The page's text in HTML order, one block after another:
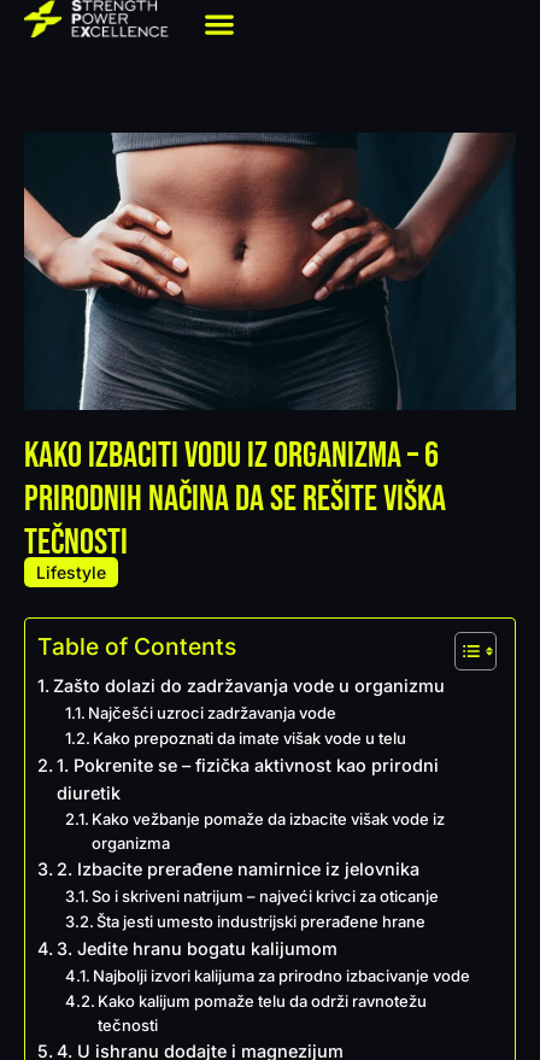
Kako izbaciti vodu iz organizma – 6
prirodnih načina da se rešite viška
tečnosti
Lifestyle
Table of Contents
Zašto dolazi do zadržavanja vode u organizmu
Najčešći uzroci zadržavanja vode
Kako prepoznati da imate višak vode u telu
1. Pokrenite se – fizička aktivnost kao prirodni
diuretik
Kako vežbanje pomaže da izbacite višak vode iz
organizma
2. Izbacite prerađene namirnice iz jelovnika
So i skriveni natrijum – najveći krivci za oticanje
Šta jesti umesto industrijski prerađene hrane
3. Jedite hranu bogatu kalijumom
Najbolji izvori kalijuma za prirodno izbacivanje vode
Kako kalijum pomaže telu da održi ravnotežu
tečnosti
4. U ishranu dodajte i magnezijum